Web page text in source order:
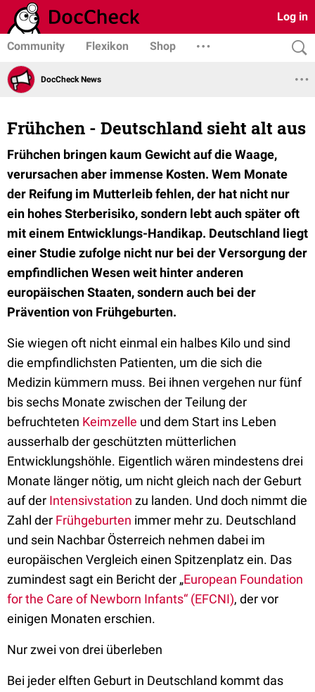
Log in
Community Flexikon Shop
DocCheck News
Frühchen - Deutschland sieht alt aus
Frühchen bringen kaum Gewicht auf die Waage,
verursachen aber immense Kosten. Wem Monate
der Reifung im Mutterleib fehlen, der hat nicht nur
ein hohes Sterberisiko, sondern lebt auch später oft
mit einem Entwicklungs-Handikap. Deutschland liegt
einer Studie zufolge nicht nur bei der Versorgung der
empfindlichen Wesen weit hinter anderen
europäischen Staaten, sondern auch bei der
Prävention von Frühgeburten.
Sie wiegen oft nicht einmal ein halbes Kilo und sind
die empfindlichsten Patienten, um die sich die
Medizin kümmern muss. Bei ihnen vergehen nur fünf
bis sechs Monate zwischen der Teilung der
befruchteten Keimzelle und dem Start ins Leben
ausserhalb der geschützten mütterlichen
Entwicklungshöhle. Eigentlich wären mindestens drei
Monate länger nötig, um nicht gleich nach der Geburt
auf der Intensivstation zu landen. Und doch nimmt die
Zahl der Frühgeburten immer mehr zu. Deutschland
und sein Nachbar Österreich nehmen dabei im
europäischen Vergleich einen Spitzenplatz ein. Das
zumindest sagt ein Bericht der „European Foundation
for the Care of Newborn Infants“ (EFCNI), der vor
einigen Monaten erschien.
Nur zwei von drei überleben
Bei jeder elften Geburt in Deutschland kommt das